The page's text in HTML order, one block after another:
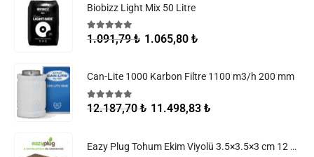
Biobizz Light Mix 50 Litre
5.005 üzerinden
1.091,79₺ 1.065,80 ₺
Can-Lite 1000 Karbon Filtre 1100 m3/h 200 mm
5.00 5 üzerinden
12.187,70₺ 11.498,83 ₺
Eazy Plug Tohum Ekim Viyolü 3.5×3.5×3 cm 12 göz